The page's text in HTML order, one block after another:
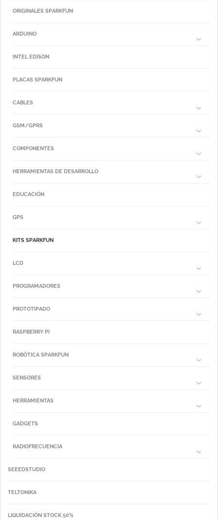
ORIGINALES SPARKFUN
ARDUINO
INTEL EDISON
PLACAS SPARKFUN
CABLES
GSM/GPRS
COMPONENTES
HERRAMIENTAS DE DESARROLLO
EDUCACIÓN
GPS
KITS SPARKFUN
LCD
PROGRAMADORES
PROTOTIPADO
RASPBERRY PI
ROBÓTICA SPARKFUN
SENSORES
HERRAMIENTAS
GADGETS
RADIOFRECUENCIA
SEEEDSTUDIO
TELTONIKA
LIQUIDACIÓN STOCK 50%